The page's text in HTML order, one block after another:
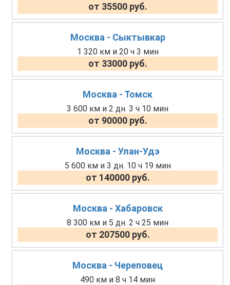
от 35500 руб.
Москва - Сыктывкар
1 320 км и 20 ч 3 мин
от 33000 руб.
Москва - Томск
3 600 км и 2 дн. 3 ч 10 мин
от 90000 руб.
Москва - Улан-Удэ
5 600 км и 3 дн. 10 ч 19 мин
от 140000 руб.
Москва - Хабаровск
8 300 км и 5 дн. 2 ч 25 мин
от 207500 руб.
Москва - Череповец
490 км и 8 ч 14 мин